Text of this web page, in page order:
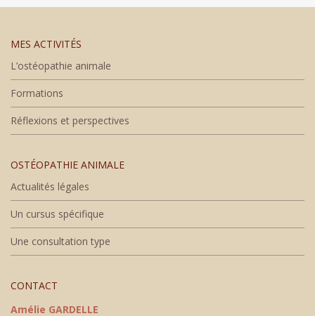
MES ACTIVITÉS
L’ostéopathie animale
Formations
Réflexions et perspectives
OSTÉOPATHIE ANIMALE
Actualités légales
Un cursus spécifique
Une consultation type
CONTACT
Amélie GARDELLE